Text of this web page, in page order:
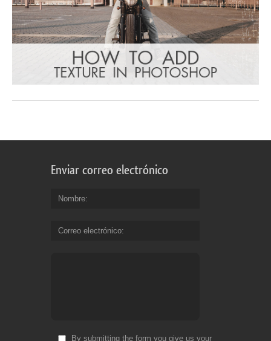
Enviar correo electrónico
Nombre
Correo electrónico
By submitting the form you give us your